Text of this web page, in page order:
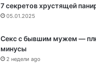
7 секретов хрустящей
05.01.2025
Секс с бывшим мужем —
минусы
2 недели ago